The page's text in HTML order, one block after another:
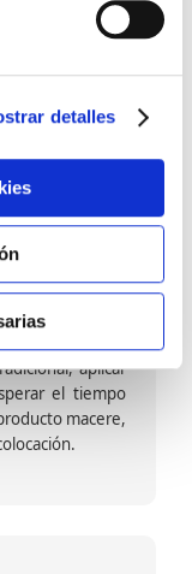
detalles
En zonas de
silestone,
el papel. Su
en seco, sin
un soporte de
aplicar
el tiempo
macere,